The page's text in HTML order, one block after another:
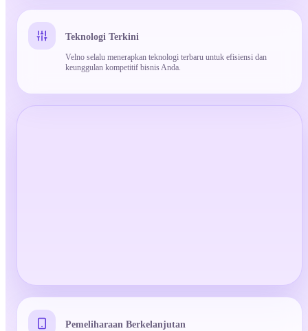
Teknologi Terkini
Velno selalu menerapkan teknologi terbaru untuk efisiensi dan
keunggulan kompetitif bisnis Anda.
Pemeliharaan Berkelanjutan